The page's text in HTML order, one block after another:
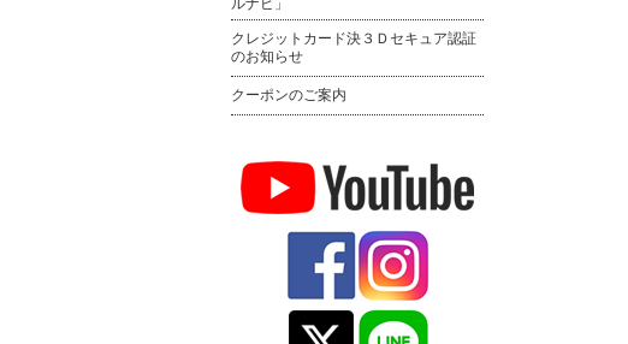
ルナビ」
クレジットカード決３Ｄセキュア認証
のお知らせ
クーポンのご案内